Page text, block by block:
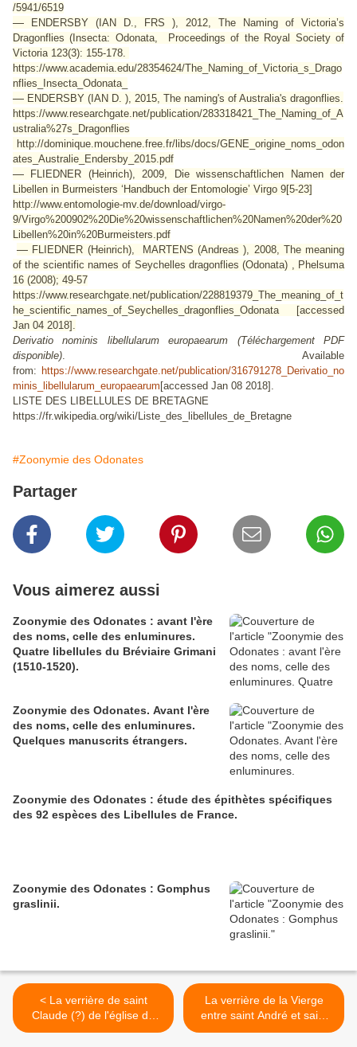
/5941/6519
—
ENDERSBY (IAN D., FRS ), 2012, The Naming of Victoria’s
Dragonflies (Insecta: Odonata,
Proceedings of the Royal Society of
Victoria 123(3): 155-178.
https://www.academia.edu/28354624/The_Naming_of_Victoria_s_Drago
nflies_Insecta_Odonata_
— ENDERSBY (IAN D. ), 2015, The naming's of Australia's dragonflies.
https://www.researchgate.net/publication/283318421_The_Naming_of_A
ustralia%27s_Dragonflies
http://dominique.mouchene.free.fr/libs/docs/GENE_origine_noms_odon
ates_Australie_Endersby_2015.pdf
—
FLIEDNER (Heinrich), 2009, Die wissenschaftlichen Namen der
Libellen in Burmeisters ‘Handbuch der Entomologie’ Virgo 9[5-23]
http://www.entomologie-mv.de/download/virgo-
9/Virgo%200902%20Die%20wissenschaftlichen%20Namen%20der%20
Libellen%20in%20Burmeisters.pdf
— FLIEDNER (Heinrich), MARTENS (Andreas ), 2008, The meaning
of the scientific names of Seychelles dragonflies (Odonata) , Phelsuma
16 (2008); 49-57
https://www.researchgate.net/publication/228819379_The_meaning_of_t
he_scientific_names_of_Seychelles_dragonflies_Odonata [accessed
Jan 04 2018].
Derivatio nominis libellularum europaearum (Téléchargement PDF
disponible). Available
from: https://www.researchgate.net/publication/316791278_Derivatio_no
minis_libellularum_europaearum [accessed Jan 08 2018].
LISTE DES LIBELLULES DE BRETAGNE
https://fr.wikipedia.org/wiki/Liste_des_libellules_de_Bretagne
#Zoonymie des Odonates
Partager
Vous aimerez aussi
Zoonymie des Odonates : avant l'ère
des noms, celle des enluminures.
Quatre libellules du Bréviaire Grimani
(1510-1520).
Zoonymie des Odonates. Avant l'ère
des noms, celle des enluminures.
Quelques manuscrits étrangers.
Zoonymie des Odonates : étude des épithètes spécifiques
des 92 espèces des Libellules de France.
Zoonymie des Odonates : Gomphus
graslinii.
< La verrière de saint
Claude (?) de l'église de
Louviers.
La verrière de la Vierge
entre saint André et saint
Barthélémy en l'église de